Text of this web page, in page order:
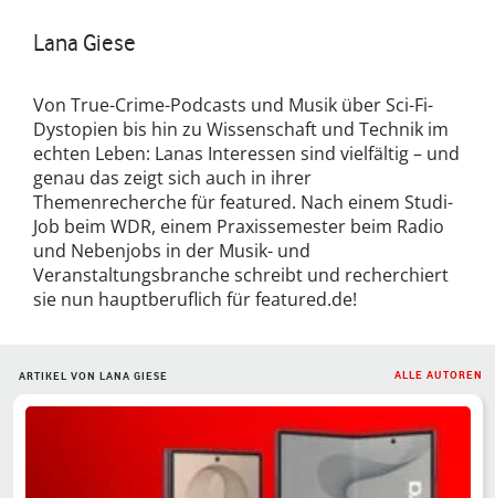
Lana Giese
Von True-Crime-Podcasts und Musik über Sci-Fi-
Dystopien bis hin zu Wissenschaft und Technik im
echten Leben: Lanas Interessen sind vielfältig – und
genau das zeigt sich auch in ihrer
Themenrecherche für featured. Nach einem Studi-
Job beim WDR, einem Praxissemester beim Radio
und Nebenjobs in der Musik- und
Veranstaltungsbranche schreibt und recherchiert
sie nun hauptberuflich für featured.de!
ARTIKEL VON LANA GIESE ALLE AUTOREN